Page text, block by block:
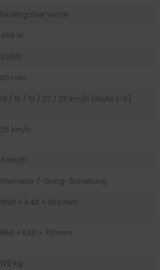
Federgabel vorne
450 W
250W
60 mm
13 / 16 / 19 / 22 / 25 km/h (Stufe 1–5)
25 km/h
4 km/h
Shimano 7-Gang-Schaltung
1690 × 640 × 1160 mm
950 × 530 × 710 mm
120 kg